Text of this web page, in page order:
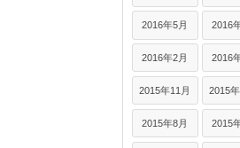
2016年5月 2016
2016年2月 2016
2015年11月 2015
2015年8月 2015